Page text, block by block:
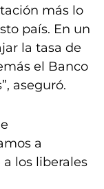
más lo
país. En un
la tasa de
el Banco
aseguró.
a
los liberales